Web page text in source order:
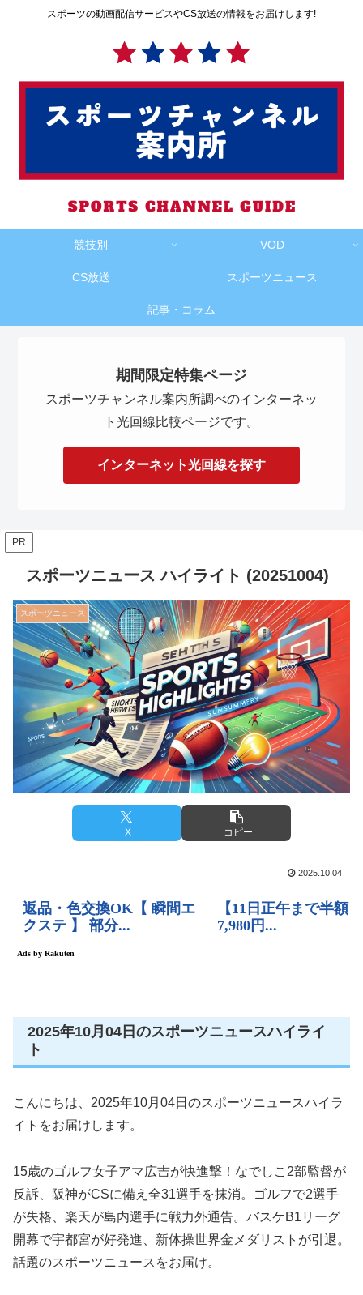
スポーツの動画配信サービスやCS放送の情報をお届けします!
競技別 VOD
CS放送 スポーツニュース
記事・コラム
期間限定特集ページ
スポーツチャンネル案内所調べのインターネッ
ト光回線比較ページです。
インターネット光回線を探す
PR
スポーツニュース ハイライト (20251004)
スポーツニュース
X コピー
2025.10.04
2025年10月04日のスポーツニュースハイライ
ト
こんにちは、2025年10月04日のスポーツニュースハイラ
イトをお届けします。
15歳のゴルフ女子アマ広吉が快進撃！なでしこ2部監督が
反訴、阪神がCSに備え全31選手を抹消。ゴルフで2選手
が失格、楽天が島内選手に戦力外通告。バスケB1リーグ
開幕で宇都宮が好発進、新体操世界金メダリストが引退。
話題のスポーツニュースをお届け。